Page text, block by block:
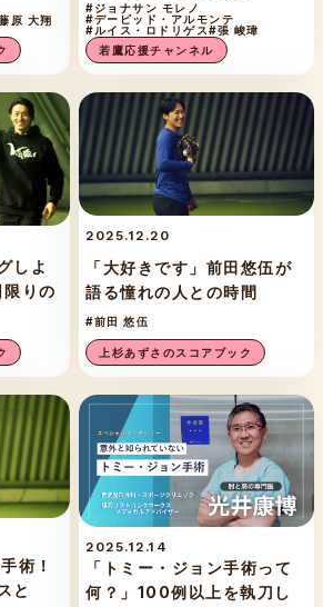
原 大翔
#ジョナサン モレノ
#デービッド・アルモンテ
#ルイス・ロドリゲス#張 峻瑋
若鷹応援チャンネル
しよ
限りの
2025.12.20
「大好きです」前田悠伍が
語る憧れの人との時間
#前田 悠伍
上杉あずさのスコアブック
術！
と
2025.12.14
「トミー・ジョン手術って
何？」100例以上を執刀し